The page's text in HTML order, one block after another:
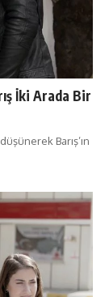
İki Arada Bir
Barış’ın